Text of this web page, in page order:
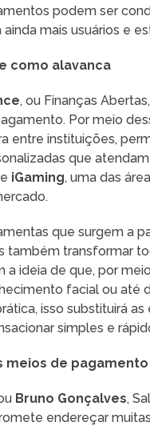
podem ser
mais usuários e
como alavanca
, ou Finanças
Por meio
entre instituições,
que
iGaming, uma das
que surgem a
também transformar
a ideia de que, por
facial ou até
isso substituirá
simples e
meios de pagamento
Bruno Gonçalves,
endereçar